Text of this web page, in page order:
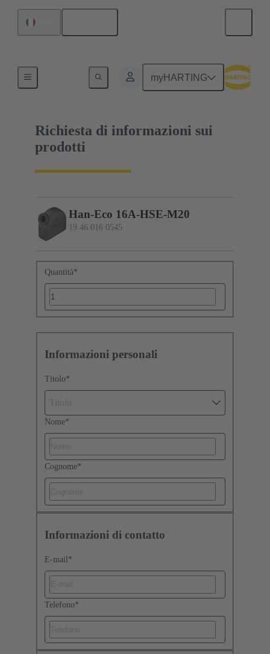
myHARTING
19 46 016 0545
Richiesta di informazioni sui
prodotti
Han-Eco 16A-HSE-M20
19 46 016 0545
Quantità*
Informazioni personali
Titolo*
Nome*
Cognome*
Informazioni di contatto
E-mail *
Telefono*